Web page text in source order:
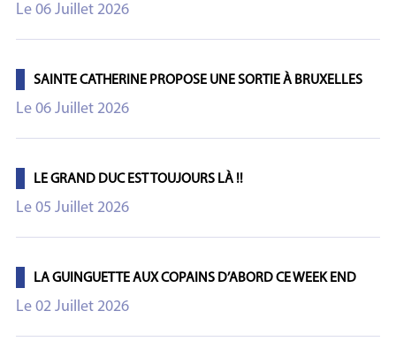
Le 06 Juillet 2026
SAINTE CATHERINE PROPOSE UNE SORTIE À BRUXELLES
Le 06 Juillet 2026
LE GRAND DUC EST TOUJOURS LÀ !!
Le 05 Juillet 2026
LA GUINGUETTE AUX COPAINS D’ABORD CE WEEK END
Le 02 Juillet 2026